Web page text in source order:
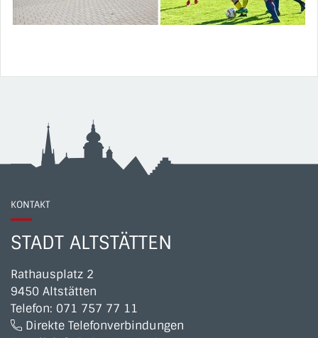
KONTAKT
STADT ALTSTÄTTEN
Rathausplatz 2
9450 Altstätten
Telefon: 071 757 77 11
Direkte Telefonverbindungen